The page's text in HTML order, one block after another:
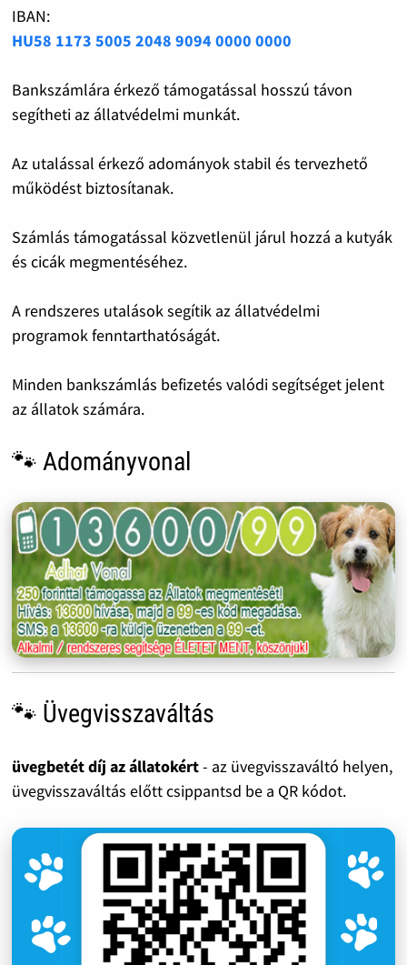
IBAN:
HU58 1173 5005 2048 9094 0000 0000
Bankszámlára érkező támogatással hosszú távon
segítheti az állatvédelmi munkát.
Az utalással érkező adományok stabil és tervezhető
működést biztosítanak.
Számlás támogatással közvetlenül járul hozzá a kutyák
és cicák megmentéséhez.
A rendszeres utalások segítik az állatvédelmi
programok fenntarthatóságát.
Minden bankszámlás befizetés valódi segítséget jelent
az állatok számára.
🐾 Adományvonal
🐾 Üvegvisszaváltás
üvegbetét díj az állatokért- az üvegvisszaváltó helyen,
üvegvisszaváltás előtt csippantsd be a QR kódot.